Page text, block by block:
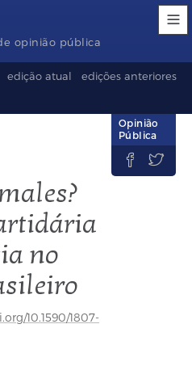
opinião pública
edição atual
edições anteriores
no
10.1590/1807-
Opinião
Pública
 